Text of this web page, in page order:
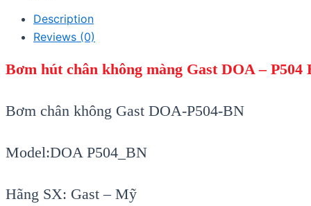
Description
Reviews (0)
Bơm hút chân không màng Gast DOA – P504
Bơm chân không Gast DOA-P504-BN
Model:DOA P504_BN
Hãng SX: Gast – Mỹ